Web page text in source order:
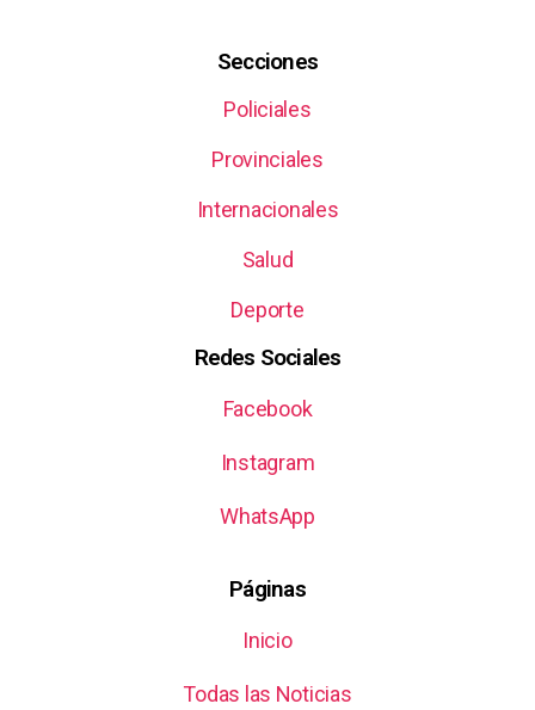
Secciones
Policiales
Provinciales
Internacionales
Salud
Deporte
Redes Sociales
Facebook
Instagram
WhatsApp
Páginas
Inicio
Todas las Noticias